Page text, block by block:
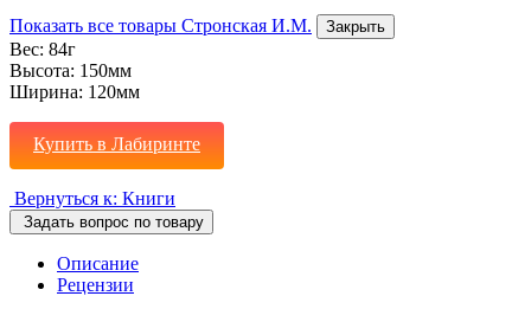
Показать все товары Стронская И.М. Закрыть
Вес: 84г
Высота: 150мм
Ширина: 120мм
Купить в Лабиринте
Вернуться к: Книги
Задать вопрос по товару
Описание
Рецензии